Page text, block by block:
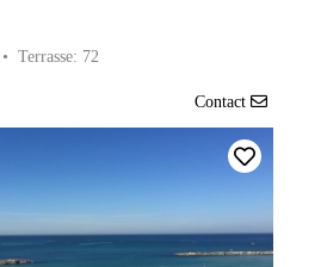
• Terrasse: 72
Contact